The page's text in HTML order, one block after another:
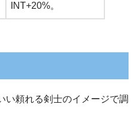
INT+20%。
頼れる剣士のイメージで調